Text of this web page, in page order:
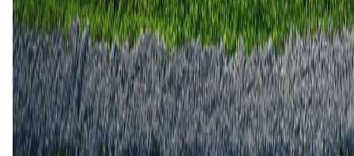
Eindhoven
Heracles
1
21 okt2022
Heracles
Eindhoven
3 0